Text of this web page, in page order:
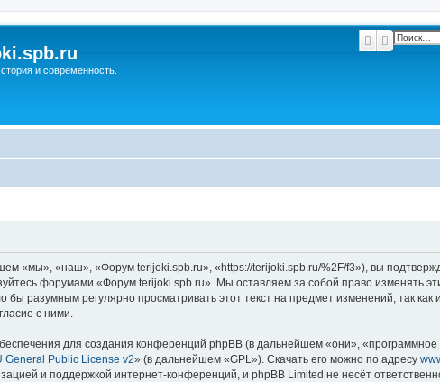
и современность.
Поиск
«мы», «наш», «Форум terijoki.spb.ru», «https://terijoki.spb.ru/%2F/f3»), вы
форумами «Форум terijoki.spb.ru». Мы оставляем за собой право изменять
разумным регулярно просматривать этот текст на предмет изменений, так
с ними.
для создания конференций phpBB (в дальнейшем «они»,
General Public License v2» (в дальнейшем «GPL»). Скачать его можно по адресу
и поддержкой интернет-конференций, и phpBB Limited не несёт